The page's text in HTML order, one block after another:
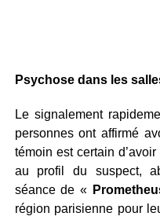
Psychose dans les
Le signalement
personnes ont affirmé
témoin est certain
au profil du suspect,
séance de «
région parisienne pour